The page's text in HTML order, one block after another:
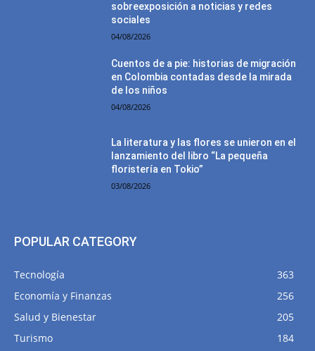
sobreexposición a noticias y redes
sociales
04/08/2026
Cuentos de a pie: historias de migración
en Colombia contadas desde la mirada
de los niños
04/08/2026
La literatura y las flores se unieron en el
lanzamiento del libro “La pequeña
floristería en Tokio”
03/08/2026
POPULAR CATEGORY
Tecnología
363
Economía y Finanzas
256
Salud y Bienestar
205
Turismo
184